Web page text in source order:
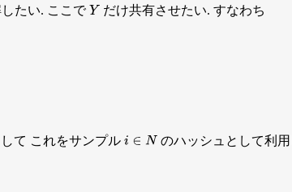
たい. ここでYだけ共有させたい. すなわち
て これをサンプル i∈N
のハッシュとして利